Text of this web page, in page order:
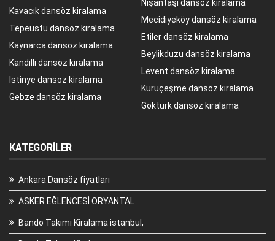
Kavacık dansöz kiralama
Tepeustu dansoz kiralama
Kaynarca dansöz kiralama
Kandilli dansöz kiralama
İstinye dansoz kiralama
Gebze dansöz kiralama
Nişantaşı dansöz kiralama
Mecidiyeköy dansöz kiralama
Etiler dansöz kiralama
Beylikduzu dansöz kiralama
Levent dansöz kiralama
Kuruçeşme dansöz kiralama
Göktürk dansöz kiralama
KATEGORILER
Ankara Dansöz fiyatları
ASKER EĞLENCESİ ORYANTAL
Bando Takımı Kiralama istanbul,